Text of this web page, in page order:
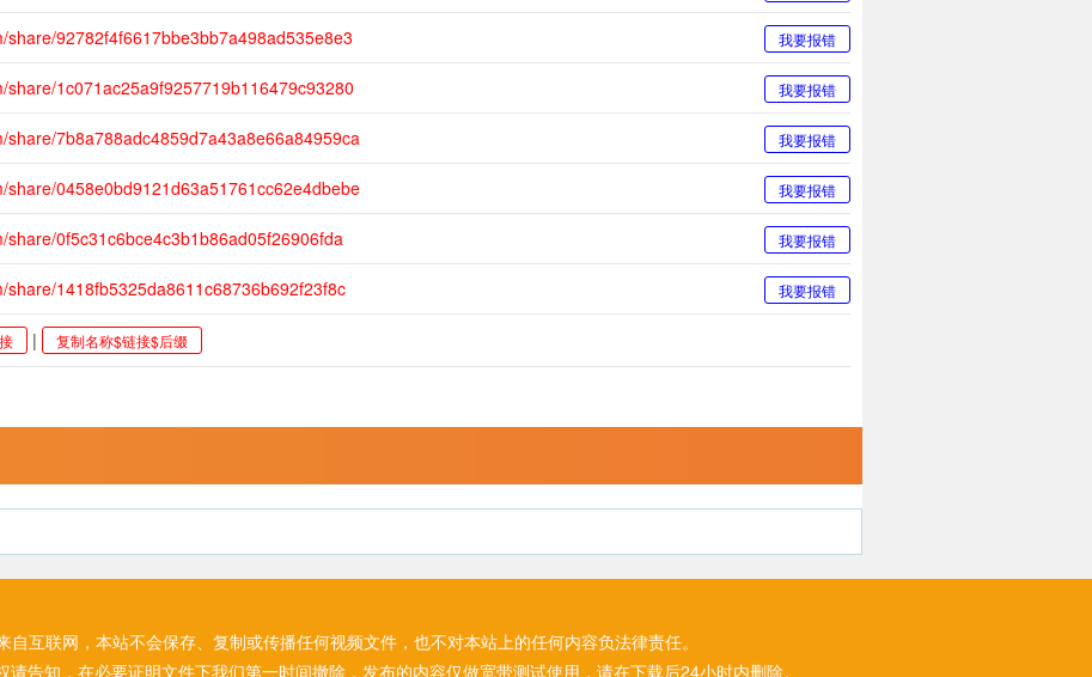
92782f4f6617bbe3bb7a498ad535e8e3 我要报错
1c071ac25a9f9257719b116479c93280 我要报错
7b8a788adc4859d7a43a8e66a84959ca 我要报错
0458e0bd9121d63a51761cc62e4dbebe 我要报错
0f5c31c6bce4c3b1b86ad05f26906fda 我要报错
1418fb5325da8611c68736b692f23f8c 我要报错
| 复制名称$链接$后缀
自互联网，本站不会保存、复制或传播任何视频文件，也不对本站上的任何内容负法律责任。
告知，在必要证明文件下我们第一时间撤除，发布的内容仅做宽带测试使用，请在下载后24小时内删除。